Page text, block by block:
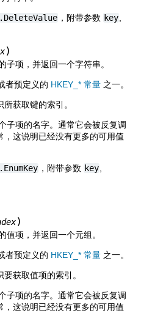
，附带参数 key
)
子项，并返回一个字符串。
者预定义的 HKEY_* 常量 之一。
获取键的索引。
子项的名字。通常它会被反复调
，这说明已经没有更多的可用值
，附带参数 key
)
值项，并返回一个元组。
者预定义的 HKEY_* 常量 之一。
获取值项的索引。
子项的名字。通常它会被反复调
，这说明已经没有更多的可用值